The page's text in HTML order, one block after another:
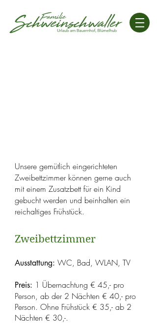
Unsere gemütlich eingerichteten
Zweibettzimmer können gerne auch
mit einem Zusatzbett für ein Kind
gebucht werden und beinhalten ein
reichaltiges Frühstück.
Zweibettzimmer
Ausstattung: WC, Bad, WLAN, TV
Preis: 1 Übernachtung € 45,- pro
Person, ab der 2 Nächten € 40,- pro
Person. Ohne Frühstück € 35,- ab 2
Nächten € 30,-.